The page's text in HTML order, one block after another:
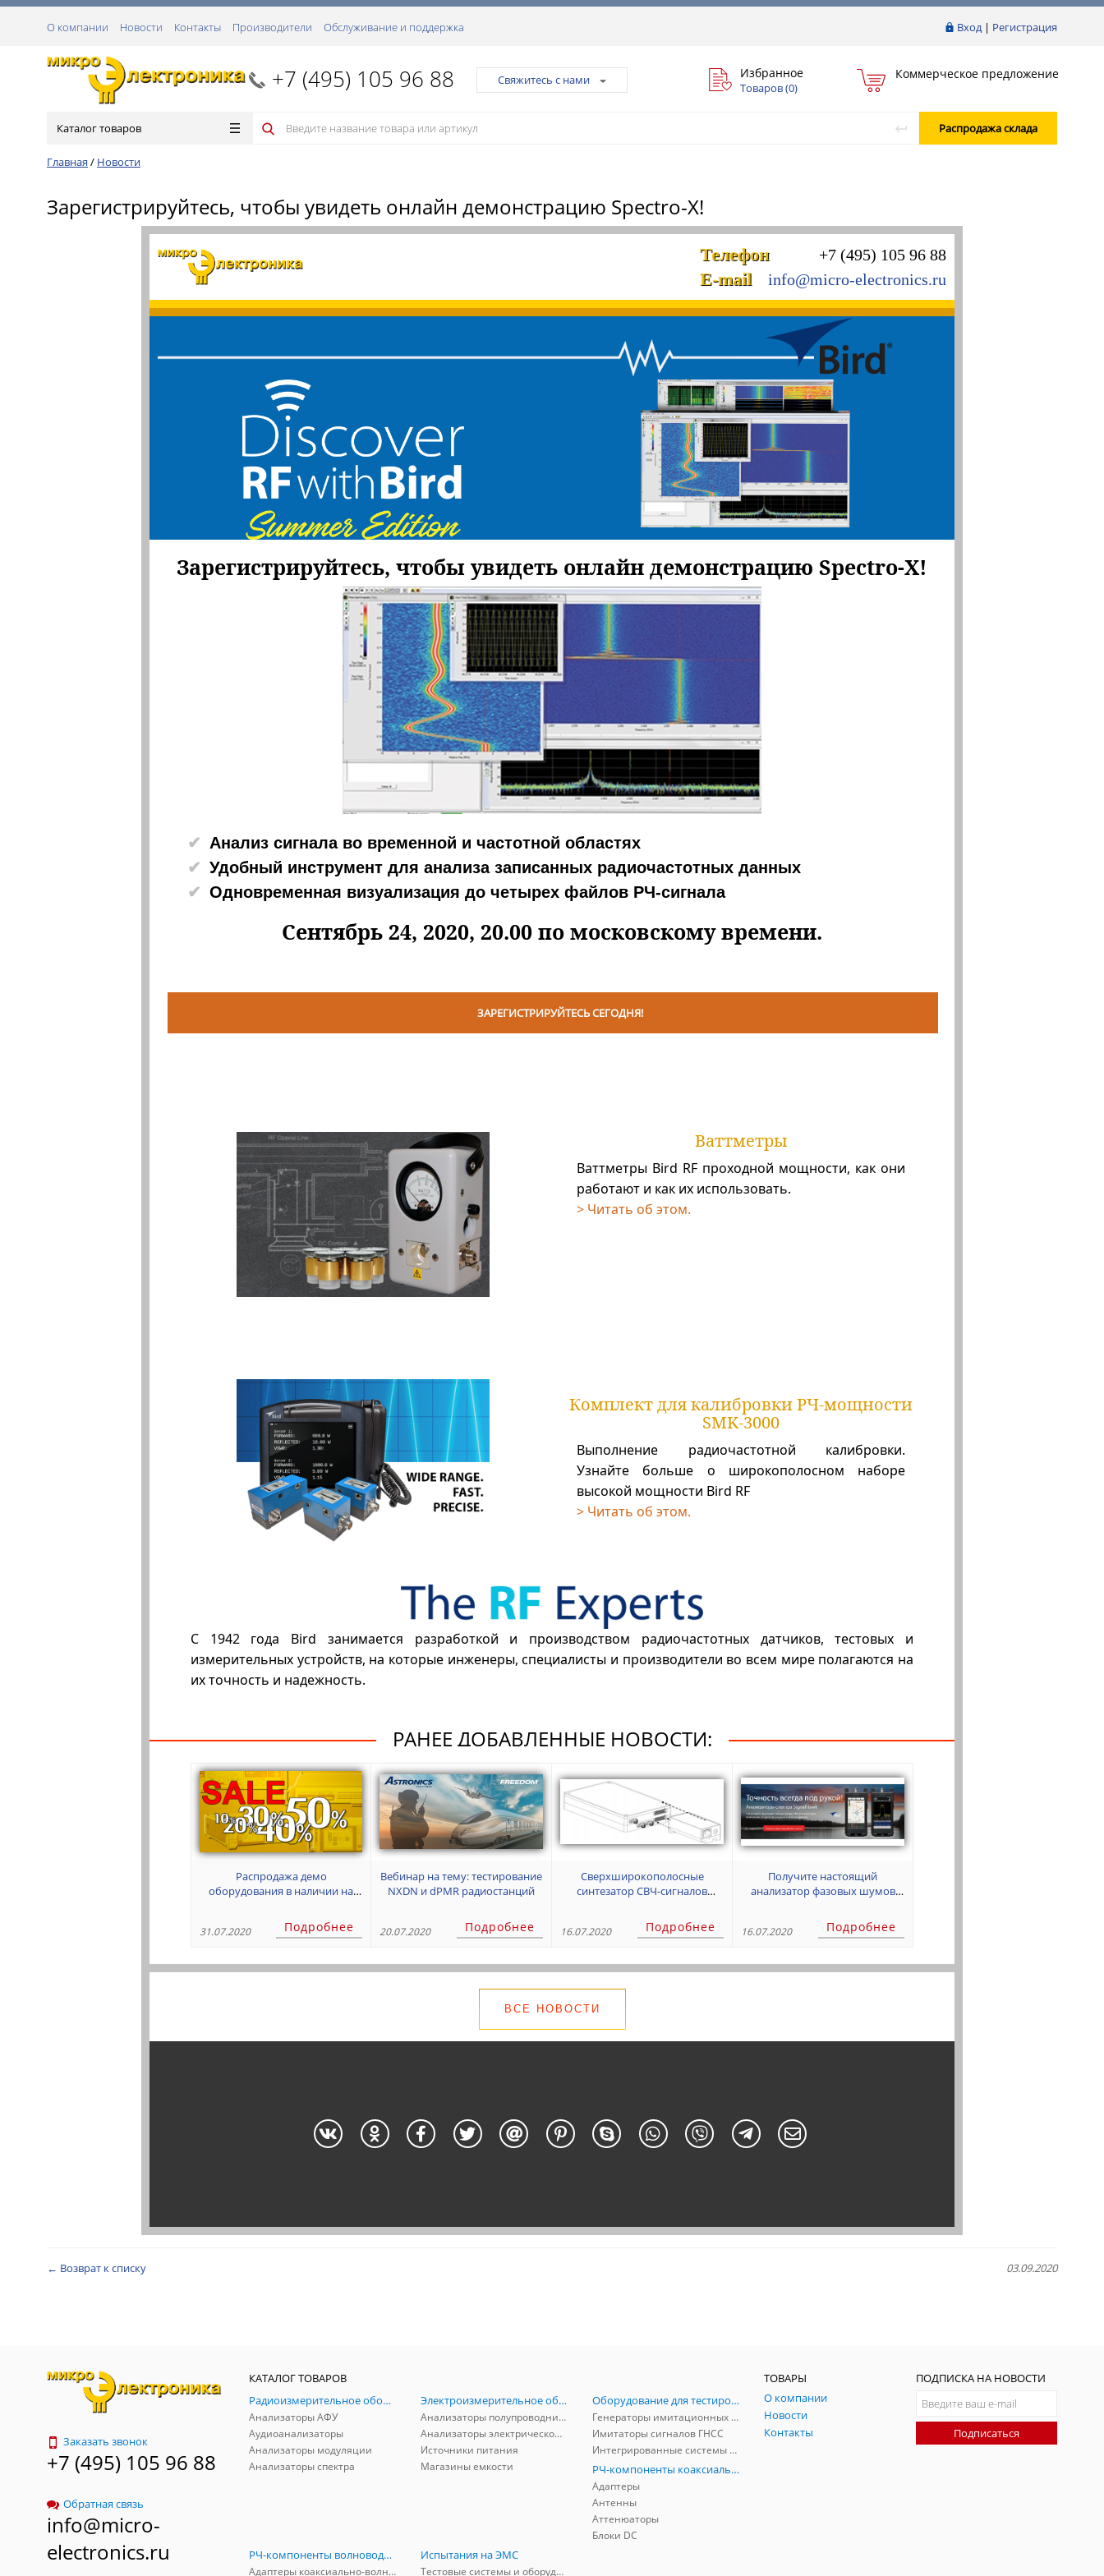
Вход| Регистрация
О компании Новости Контакты Производители Обслуживание и поддержка
+7 (495) 105 96 88 Свяжитесь с нами Избранное
Товаров (0)
Коммерческое предложение
Каталог товаров Распродажа склада
Главная / Новости
Зарегистрируйтесь, чтобы увидеть онлайн демонстрацию Spectro-X!
Телефон +7 (495) 105 96 88
E-mail info@micro-electronics.ru
Зарегистрируйтесь, чтобы увидеть онлайн демонстрацию Spectro-X!
Анализ сигнала во временной и частотной областях
Удобный инструмент для анализа записанных радиочастотных данных
Одновременная визуализация до четырех файлов РЧ-сигнала
Сентябрь 24, 2020, 20.00 по московскому времени.
ЗАРЕГИСТРИРУЙТЕСЬ СЕГОДНЯ!
Ваттметры
Ваттметры Bird RF проходной мощности, как они
работают и как их использовать.
> Читать об этом.
Комплект для калибровки РЧ-мощности
SMK-3000
Выполнение радиочастотной калибровки.
Узнайте больше о широкополосном наборе
высокой мощности Bird RF
> Читать об этом.
С 1942 года Bird занимается разработкой и производством радиочастотных датчиков, тестовых и
измерительных устройств, на которые инженеры, специалисты и производители во всем мире полагаются на
их точность и надежность.
РАНЕЕ ДОБАВЛЕННЫЕ НОВОСТИ:
Распродажа демо
оборудования в наличии на
31.07.2020 Подробнее
Вебинар на тему: тестирование
NXDN и dPMR радиостанций
20.07.2020 Подробнее
Сверхширокополосные
синтезатор СВЧ-сигналов
16.07.2020 Подробнее
Получите настоящий
анализатор фазовых шумов
HA7062D
16.07.2020 Подробнее
ВСЕ НОВОСТИ
← Возврат к списку 03.09.2020
Заказать звонок
+7 (495) 105 96 88
Обратная связь
info@micro-
electronics.ru
КАТАЛОГ ТОВАРОВ
Радиоизмерительное оборудование
Анализаторы АФУ
Аудиоанализаторы
Анализаторы модуляции
Анализаторы спектра
Электроизмерительное оборудование
Анализаторы полупроводников
Анализаторы электрической мощности
Источники питания
Магазины емкости
Оборудование для тестирования и симуляции ГНСС
Генераторы имитационных и заградительных помех
Имитаторы сигналов ГНСС
Интегрированные системы защиты от ГНСС-помех
РЧ-компоненты коаксиальные
Адаптеры
Антенны
Аттенюаторы
Блоки DC
РЧ-компоненты волноводные
Адаптеры коаксиально-волноводные
Испытания на ЭМС
Тестовые системы и оборудование
ТОВАРЫ
О компании
Новости
Контакты
ПОДПИСКА НА НОВОСТИ
Подписаться